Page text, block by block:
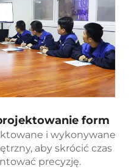
form
i wykonywane
aby skrócić czas
precyzję.